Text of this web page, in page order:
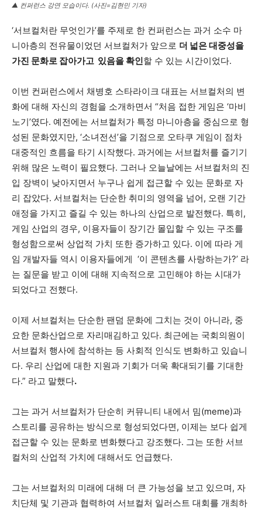
▲ 컨퍼런스 강연 모습이다. (사진=김현민 기자)
‘서브컬처란 무엇인가’를 주제로 한 컨퍼런스는 과거 소수 마
니아층의 전유물이었던 서브컬처가 앞으로 더 넓은 대중성을
가진 문화로 잡아가고 있음을 확인할 수 있는 시간이었다.
이번 컨퍼런스에서 채병호 스타라이크 대표는 서브컬처의 변
화에 대해 자신의 경험을 소개하면서 “처음 접한 게임은 ‘마비
노기’였다. 예전에는 서브컬처가 특정 마니아층을 중심으로 형
성된 문화였지만, ‘소녀전선’을 기점으로 오타쿠 게임이 점차
대중적인 흐름을 타기 시작했다. 과거에는 서브컬처를 즐기기
위해 많은 노력이 필요했다. 그러나 오늘날에는 서브컬처의 진
입 장벽이 낮아지면서 누구나 쉽게 접근할 수 있는 문화로 자
리 잡았다. 서브컬처는 단순한 취미의 영역을 넘어, 오랜 기간
애정을 가지고 즐길 수 있는 하나의 산업으로 발전했다. 특히,
게임 산업의 경우, 이용자들이 장기간 몰입할 수 있는 구조를
형성함으로써 상업적 가치 또한 증가하고 있다. 이에 따라 게
임 개발자들 역시 이용자들에게 ‘이 콘텐츠를 사랑하는가?’ 라
는 질문을 받고 이에 대해 지속적으로 고민해야 하는 시대가
되었다고 전했다.
이제 서브컬처는 단순한 팬덤 문화에 그치는 것이 아니라, 중
요한 문화산업으로 자리매김하고 있다. 최근에는 국회의원이
서브컬처 행사에 참석하는 등 사회적 인식도 변화하고 있습니
다. 우리 산업에 대한 지원과 기회가 더욱 확대되기를 기대한
다.” 라고 말했다.
그는 과거 서브컬처가 단순히 커뮤니티 내에서 밈(meme)과
스토리를 공유하는 방식으로 형성되었다면, 이제는 보다 쉽게
접근할 수 있는 문화로 변화했다고 강조했다. 그는 또한 서브
컬처의 산업적 가치에 대해서도 언급했다.
그는 서브컬처의 미래에 대해 더 큰 가능성을 보고 있으며, 자
치단체 및 기관과 협력하여 서브컬처 일러스트 대회를 개최하